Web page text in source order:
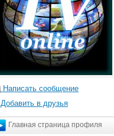
Написать сообщение
Добавить в друзья
Главная страница профиля